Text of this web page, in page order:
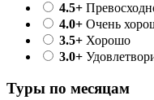
4.5+
4.0+ Очень
3.5+ Хорошо
3.0+
Туры по месяцам